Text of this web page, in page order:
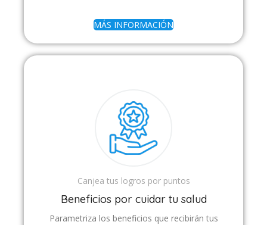
MÁS INFORMACIÓN
Canjea tus logros por puntos
Beneficios por cuidar tu salud
Parametriza los beneficios que recibirán tus